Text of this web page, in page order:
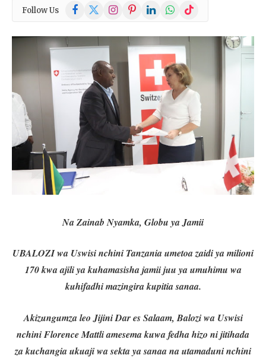
Follow Us Facebook
X
(Twitter)
InstagramPinterestLinkedInWhatsApp
TikTok
Na Zainab Nyamka, Globu ya Jamii
UBALOZI wa Uswisi nchini Tanzania umetoa zaidi ya milioni
170 kwa ajili ya kuhamasisha jamii juu ya umuhimu wa
kuhifadhi mazingira kupitia sanaa.
Akizungumza leo Jijini Dar es Salaam, Balozi wa Uswisi
nchini Florence Mattli amesema kuwa fedha hizo ni jitihada
za kuchangia ukuaji wa sekta ya sanaa na utamaduni nchini